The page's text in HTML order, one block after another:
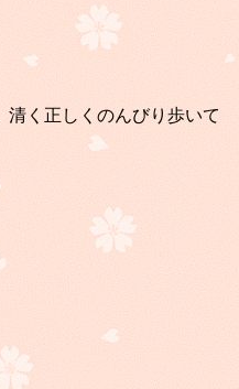
清く正しくのんびり歩いて